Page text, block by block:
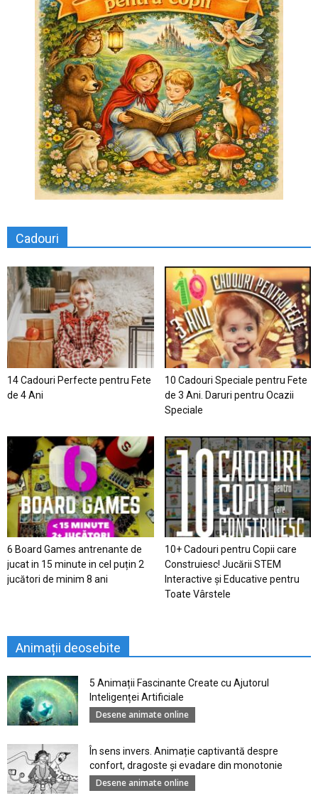
Cadouri
14 Cadouri Perfecte pentru Fete
de 4 Ani
10 Cadouri Speciale pentru Fete
de 3 Ani. Daruri pentru Ocazii
Speciale
6 Board Games antrenante de
jucat in 15 minute in cel puțin 2
jucători de minim 8 ani
10+ Cadouri pentru Copii care
Construiesc! Jucării STEM
Interactive și Educative pentru
Toate Vârstele
Animații deosebite
5 Animații Fascinante Create cu Ajutorul
Inteligenței Artificiale
Desene animate online
În sens invers. Animație captivantă despre
confort, dragoste și evadare din monotonie
Desene animate online